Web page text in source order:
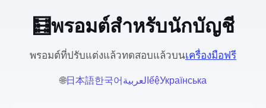
🧮 พรอมต์ AI สำหรับนักบัญชี
10 พรอมต์ที่ปรับแต่งแล้ว — ทดสอบแล้วบนเครื่องมือ AI ฟรี
🌐日本語한국어 العربية Tiếng ViệtУкраїнська